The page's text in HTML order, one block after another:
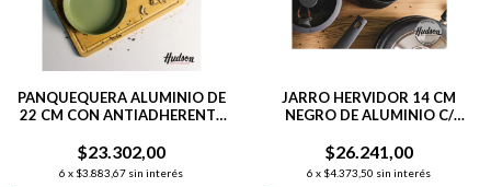
PANQUEQUERA ALUMINIO DE
22 CM CON ANTIADHERENTE
$23.302,00
6 x $3.883,67 sin interés
JARRO HERVIDOR 14 CM
NEGRO DE ALUMINIO C/
$26.241,00
6 x $4.373,50 sin interés